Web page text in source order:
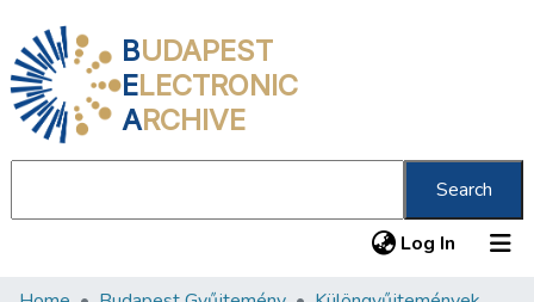
BUDAPEST
ELECTRONIC
ARCHIVE
Search
Log In (current)